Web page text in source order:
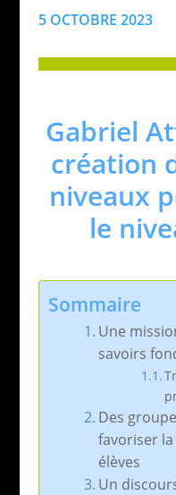
5 OCTOBRE 2023
Gabriel
création
niveaux
le
Sommaire
Une
savoirs
Des
favoriser
élèves
Un